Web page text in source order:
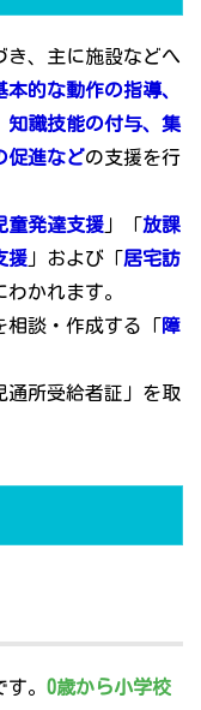
き、主に施設などへ
的な動作の指導、
知識技能の付与、集
促進などの支援を行
童発達支援 」「放課
援 」および「居宅訪
かれます。
相談・作成する「障
通所受給者証」を取
。 0歳から小学校